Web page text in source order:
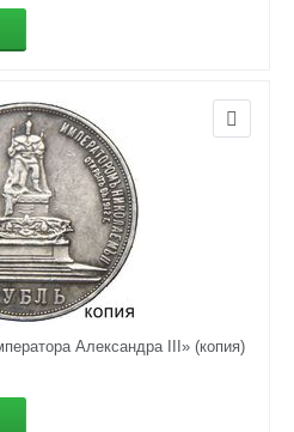
Александра III» (копия)